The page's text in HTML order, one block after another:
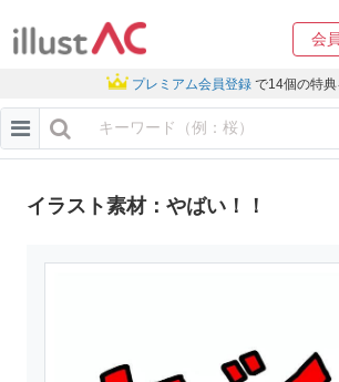
会
プレミアム会員登録 で14個の特典
イラスト素材：やばい！！